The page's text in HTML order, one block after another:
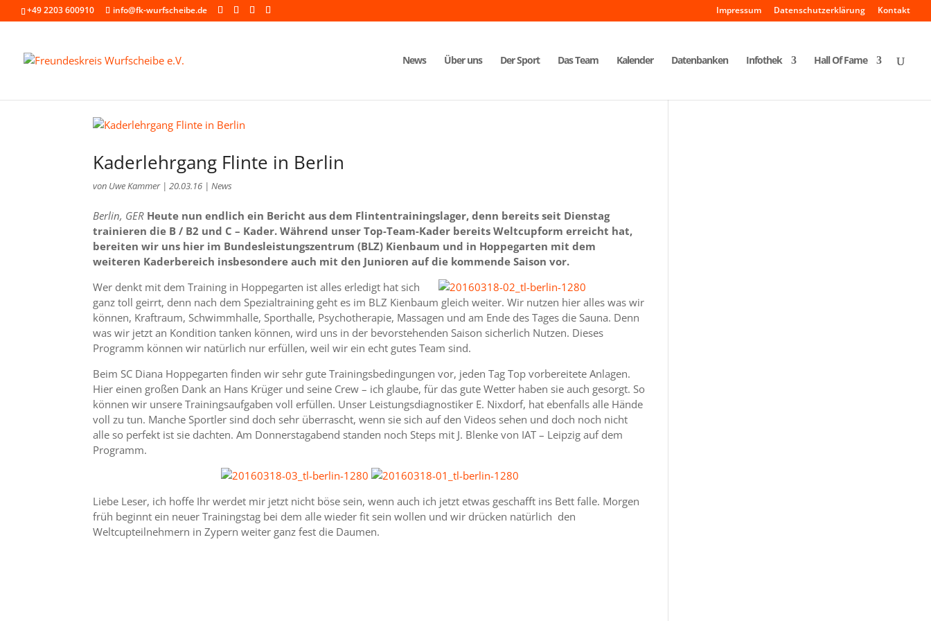
+49 2203 600910 info@fk-wurfscheibe.de Impressum Datenschutzerklärung Kontakt
News Über uns Der Sport Das Team Kalender Datenbanken Infothek Hall Of Fame
Kaderlehrgang Flinte in Berlin
von Uwe Kammer|20.03.16 |News
Berlin, GER Heute nun endlich ein Bericht aus dem Flintentrainingslager, denn bereits seit Dienstag
trainieren die B / B2 und C – Kader. Während unser Top-Team-Kader bereits Weltcupform erreicht hat,
bereiten wir uns hier im Bundesleistungszentrum (BLZ) Kienbaum und in Hoppegarten mit dem
weiteren Kaderbereich insbesondere auch mit den Junioren auf die kommende Saison vor.
Wer denkt mit dem Training in Hoppegarten ist alles erledigt hat sich
ganz toll geirrt, denn nach dem Spezialtraining geht es im BLZ Kienbaum gleich weiter. Wir nutzen hier alles was wir
können, Kraftraum, Schwimmhalle, Sporthalle, Psychotherapie, Massagen und am Ende des Tages die Sauna. Denn
was wir jetzt an Kondition tanken können, wird uns in der bevorstehenden Saison sicherlich Nutzen. Dieses
Programm können wir natürlich nur erfüllen, weil wir ein echt gutes Team sind.
Beim SC Diana Hoppegarten finden wir sehr gute Trainingsbedingungen vor, jeden Tag Top vorbereitete Anlagen.
Hier einen großen Dank an Hans Krüger und seine Crew – ich glaube, für das gute Wetter haben sie auch gesorgt. So
können wir unsere Trainingsaufgaben voll erfüllen. Unser Leistungsdiagnostiker E. Nixdorf, hat ebenfalls alle Hände
voll zu tun. Manche Sportler sind doch sehr überrascht, wenn sie sich auf den Videos sehen und doch noch nicht
alle so perfekt ist sie dachten. Am Donnerstagabend standen noch Steps mit J. Blenke von IAT – Leipzig auf dem
Programm.
Liebe Leser, ich hoffe Ihr werdet mir jetzt nicht böse sein, wenn auch ich jetzt etwas geschafft ins Bett falle. Morgen
früh beginnt ein neuer Trainingstag bei dem alle wieder fit sein wollen und wir drücken natürlich den
Weltcupteilnehmern in Zypern weiter ganz fest die Daumen.